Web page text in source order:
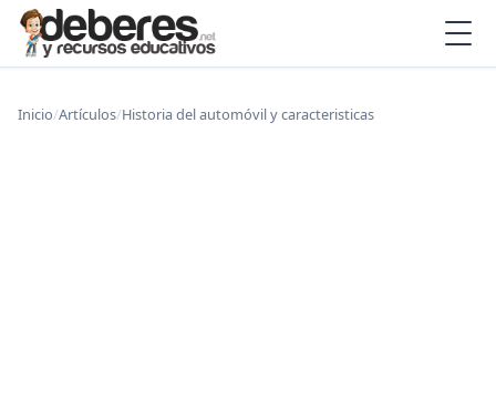
Inicio/Artículos/Historia del automóvil y caracteristicas